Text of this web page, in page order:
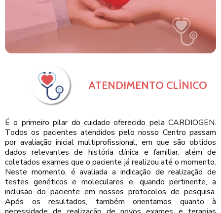
ATENDIMENTO CLÍNICO
É o primeiro pilar do cuidado oferecido pela CARDIOGEN.
Todos os pacientes atendidos pelo nosso Centro passam
por avaliação inicial multiprofissional, em que são obtidos
dados relevantes de história clínica e familiar, além de
coletados exames que o paciente já realizou até o momento.
Neste momento, é avaliada a indicação de realização de
testes genéticos e moleculares e, quando pertinente, a
inclusão do paciente em nossos protocolos de pesquisa.
Após os resultados, também orientamos quanto à